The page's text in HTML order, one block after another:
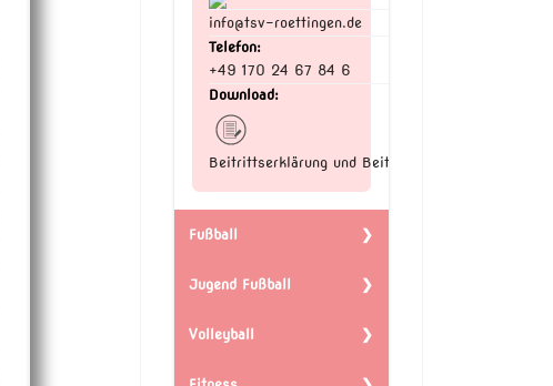
info@tsv-roettingen.de
Telefon:
+49 170 24 67 84 6
Download:
Beitrittserklärung und Beiträge
Fußball
Ansprechpartner:
fussball@tsv-
Telefon:
Jugend Fußball
Ansprechpartner:
jugend.fussball@tsv-
Volleyball